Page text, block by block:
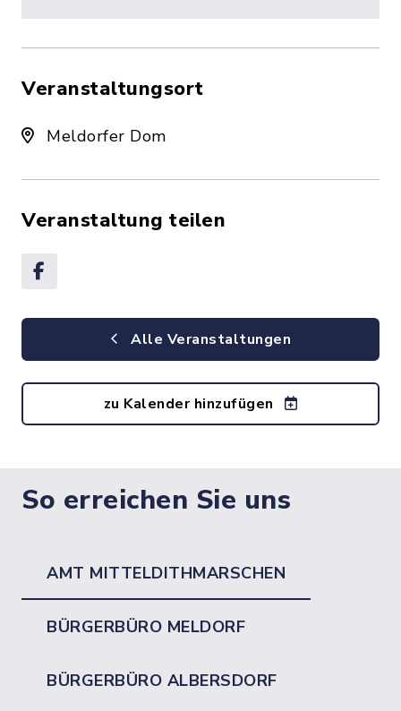
Veranstaltungsort
Meldorfer Dom
Veranstaltung teilen
Alle Veranstaltungen
zu Kalender hinzufügen
So erreichen Sie uns
AMT MITTELDITHMARSCHEN
BÜRGERBÜRO MELDORF
BÜRGERBÜRO ALBERSDORF